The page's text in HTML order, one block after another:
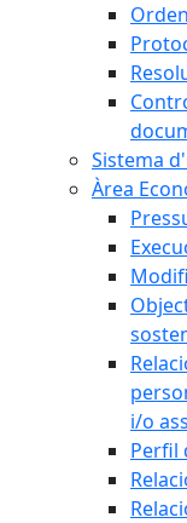
Sistema
Àrea
i/o
Perfil